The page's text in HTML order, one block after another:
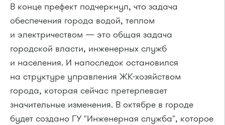
В конце префект подчеркнул, что задача
обеспечения города водой, теплом
и электричеством — это общая задача
городской власти, инженерных служб
и населения. И напоследок остановился
на структуре управления ЖК-хозяйством
города, которая сейчас претерпевает
значительные изменения. В октябре в городе
будет создано ГУ "Инженерная служба", которое